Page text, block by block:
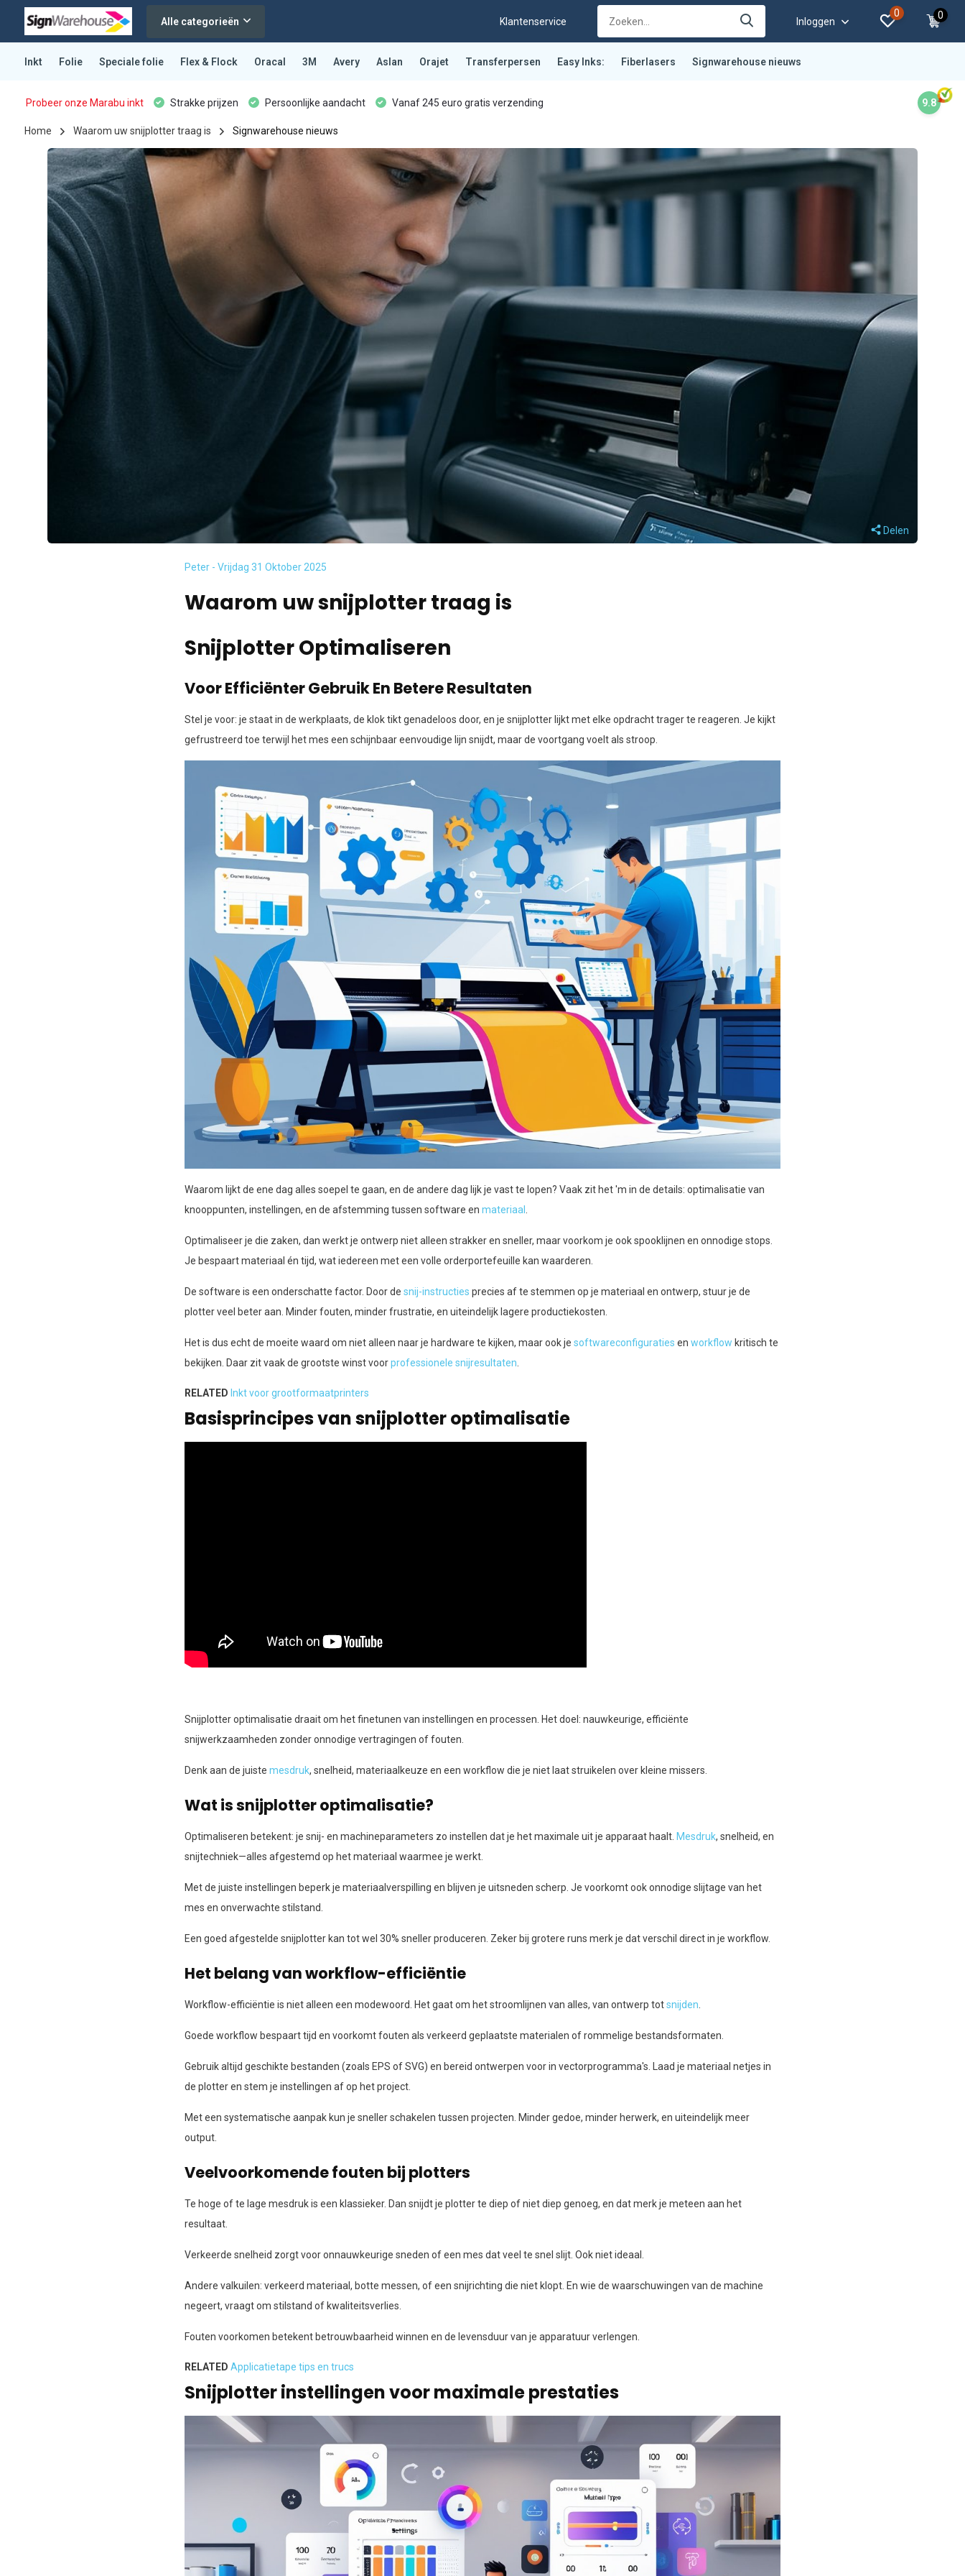
Alle categorieën Klantenservice Inloggen
0 0
Inkt Folie Speciale folie Flex & Flock Oracal 3M Avery Aslan Orajet Transferpersen Easy Inks: Fiberlasers Signwarehouse nieuws
Probeer onze Marabu inkt Strakke prijzen Persoonlijke aandacht Vanaf 245 euro gratis verzending 9.8
Home Waarom uw snijplotter traag is Signwarehouse nieuws
Delen
Peter - Vrijdag 31 Oktober 2025
Waarom uw snijplotter traag is
Snijplotter Optimaliseren
Voor Efficiënter Gebruik En Betere Resultaten
Stel je voor: je staat in de werkplaats, de klok tikt genadeloos door, en je snijplotter lijkt met elke opdracht trager te reageren. Je kijkt
gefrustreerd toe terwijl het mes een schijnbaar eenvoudige lijn snijdt, maar de voortgang voelt als stroop.
Waarom lijkt de ene dag alles soepel te gaan, en de andere dag lijk je vast te lopen? Vaak zit het 'm in de details: optimalisatie van
knooppunten, instellingen, en de afstemming tussen software enmateriaal
Optimaliseer je die zaken, dan werkt je ontwerp niet alleen strakker en sneller, maar voorkom je ook spooklijnen en onnodige stops.
Je bespaart materiaal én tijd, wat iedereen met een volle orderportefeuille kan waarderen.
De software is een onderschatte factor. Door desnij-instructies precies af te stemmen op je materiaal en ontwerp, stuur je de
plotter veel beter aan. Minder fouten, minder frustratie, en uiteindelijk lagere productiekosten.
Het is dus echt de moeite waard om niet alleen naar je hardware te kijken, maar ook jesoftwareconfiguraties enworkflow kritisch te
bekijken. Daar zit vaak de grootste winst voorprofessionele snijresultaten
RELATED Inkt voor grootformaatprinters
Basisprincipes van snijplotter optimalisatie
Snijplotter optimalisatie draait om het finetunen van instellingen en processen. Het doel: nauwkeurige, efficiënte
snijwerkzaamheden zonder onnodige vertragingen of fouten.
Denk aan de juistemesdruk, snelheid, materiaalkeuze en een workflow die je niet laat struikelen over kleine missers.
Wat is snijplotter optimalisatie?
Optimaliseren betekent: je snij- en machineparameters zo instellen dat je het maximale uit je apparaat haalt. Mesdruk, snelheid, en
snijtechniek—alles afgestemd op het materiaal waarmee je werkt.
Met de juiste instellingen beperk je materiaalverspilling en blijven je uitsneden scherp. Je voorkomt ook onnodige slijtage van het
mes en onverwachte stilstand.
Een goed afgestelde snijplotter kan tot wel 30% sneller produceren. Zeker bij grotere runs merk je dat verschil direct in je workflow.
Het belang van workflow-efficiëntie
Workflow-efficiëntie is niet alleen een modewoord. Het gaat om het stroomlijnen van alles, van ontwerp totsnijden
Goede workflow bespaart tijd en voorkomt fouten als verkeerd geplaatste materialen of rommelige bestandsformaten.
Gebruik altijd geschikte bestanden (zoals EPS of SVG) en bereid ontwerpen voor in vectorprogramma's. Laad je materiaal netjes in
de plotter en stem je instellingen af op het project.
Met een systematische aanpak kun je sneller schakelen tussen projecten. Minder gedoe, minder herwerk, en uiteindelijk meer
output.
Veelvoorkomende fouten bij plotters
Te hoge of te lage mesdruk is een klassieker. Dan snijdt je plotter te diep of niet diep genoeg, en dat merk je meteen aan het
resultaat.
Verkeerde snelheid zorgt voor onnauwkeurige sneden of een mes dat veel te snel slijt. Ook niet ideaal.
Andere valkuilen: verkeerd materiaal, botte messen, of een snijrichting die niet klopt. En wie de waarschuwingen van de machine
negeert, vraagt om stilstand of kwaliteitsverlies.
Fouten voorkomen betekent betrouwbaarheid winnen en de levensduur van je apparatuur verlengen.
RELATED Applicatietape tips en trucs
Snijplotter instellingen voor maximale prestaties